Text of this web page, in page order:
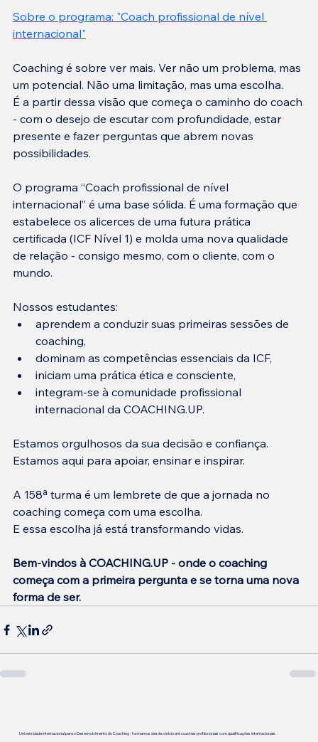
Sobre o programa: "Coach profissional de nível
internacional"
Coaching é sobre ver mais. Ver não um problema, mas
um potencial. Não uma limitação, mas uma escolha.
É a partir dessa visão que começa o caminho do coach
- com o desejo de escutar com profundidade, estar
presente e fazer perguntas que abrem novas
possibilidades.
O programa “Coach profissional de nível
internacional” é uma base sólida. É uma formação que
estabelece os alicerces de uma futura prática
certificada (ICF Nível 1) e molda uma nova qualidade
de relação - consigo mesmo, com o cliente, com o
mundo.
Nossos estudantes:
aprendem a conduzir suas primeiras sessões de
coaching,
dominam as competências essenciais da ICF,
iniciam uma prática ética e consciente,
integram-se à comunidade profissional
internacional da COACHING.UP.
Estamos orgulhosos da sua decisão e confiança.
Estamos aqui para apoiar, ensinar e inspirar.
A 158ª turma é um lembrete de que a jornada no
coaching começa com uma escolha.
E essa escolha já está transformando vidas.
Bem-vindos à COACHING.UP - onde o coaching
começa com a primeira pergunta e se torna uma nova
forma de ser.
Universidade Internacional para o Desenvolvimento do Coaching - formamos desde o início até coaches profissionais com qualificações internacionais.